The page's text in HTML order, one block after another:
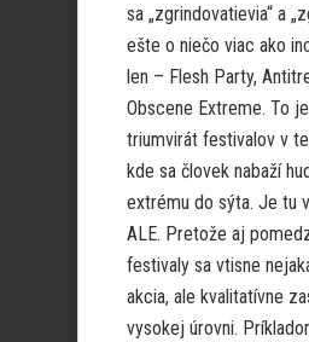
sa „zgrindovatievia“ a
ešte o niečo viac ako
len – Flesh Party,
Obscene Extreme. To
triumvirát festivalov v
kde sa človek nabaží
extrému do sýta. Je tu
ALE. Pretože aj
festivaly sa vtisne
akcia, ale kvalitatívne
vysokej úrovni.